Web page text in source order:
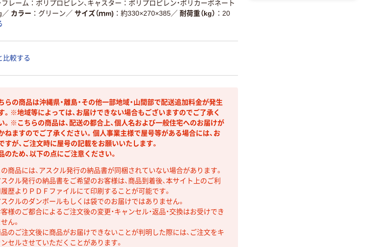
フレーム：ポリプロピレン、キャスター：ポリプロピレン・ポリカーボネート
／ カラー グリーン ／ サイズ（ｍm) 約330×270×385／ 耐荷重（kg）
20
比較する
らの商品は沖縄県・離島・その他一部地域・山間部で配送追加料金が発生
。※地域等によっては、お届けできない場合もございますのでご了承く
。※こちらの商品は、配送の都合上、個人名および一般住宅へのお届けが
ねますのでご了承ください。個人事業主様で屋号等がある場合には、お
すが、ご注文時に屋号の記載をお願いいたします。
のため、以下の点にご注意ください。
の商品には、アスクル発行の納品書が同梱されていない場合があります。
クル発行の納品書をご希望のお客様は、商品到着後、本サイト上のご利
履歴よりＰＤＦファイルにて印刷することが可能です。
スクルのダンボールもしくは袋でのお届けではありません。
様のご都合によるご注文後の変更・キャンセル・返品・交換はお受けでき
ん。
品のご注文後に商品がお届けできないことが判明した際には、ご注文をキ
ンセルさせていただくことがあります。